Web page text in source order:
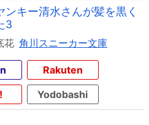
ンキー清水さんが髪を黒く
3
花 角川スニーカー文庫
Rakuten
Yodobashi